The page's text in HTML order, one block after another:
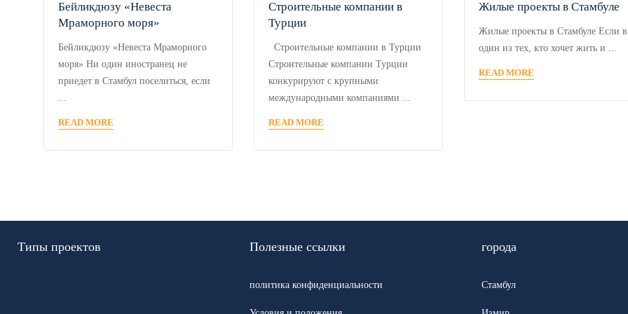
Бейликдюзу «Невеста
Мраморного моря»
Бейликдюзу «Невеста Мраморного
моря» Ни один иностранец не
приедет в Стамбул поселиться, если
...
READ MORE
Строительные компании в
Турции
Строительные компании в Турции
Строительные компании Турции
конкурируют с крупными
международными компаниями ...
READ MORE
Жилые проекты в Стамбуле
Жилые проекты в Стамбуле Если
один из тех, кто хочет жить и ...
READ MORE
Типы проектов Полезные ссылки
политика конфиденциальности
города
Стамбул